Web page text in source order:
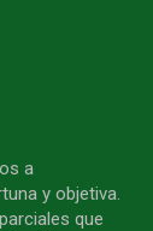
a
y objetiva.
que